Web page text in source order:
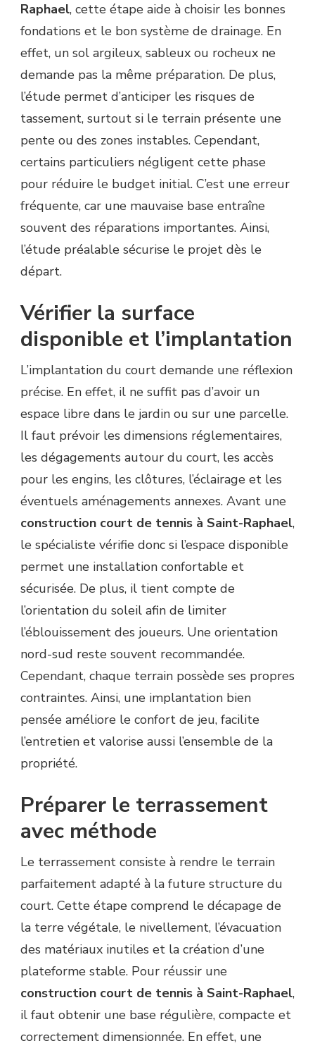
Raphael, cette étape aide à choisir les bonnes
fondations et le bon système de drainage. En
effet, un sol argileux, sableux ou rocheux ne
demande pas la même préparation. De plus,
l’étude permet d’anticiper les risques de
tassement, surtout si le terrain présente une
pente ou des zones instables. Cependant,
certains particuliers négligent cette phase
pour réduire le budget initial. C’est une erreur
fréquente, car une mauvaise base entraîne
souvent des réparations importantes. Ainsi,
l’étude préalable sécurise le projet dès le
départ.
Vérifier la surface
disponible et l’implantation
L’implantation du court demande une réflexion
précise. En effet, il ne suffit pas d’avoir un
espace libre dans le jardin ou sur une parcelle.
Il faut prévoir les dimensions réglementaires,
les dégagements autour du court, les accès
pour les engins, les clôtures, l’éclairage et les
éventuels aménagements annexes. Avant une
construction court de tennis à Saint-Raphael,
le spécialiste vérifie donc si l’espace disponible
permet une installation confortable et
sécurisée. De plus, il tient compte de
l’orientation du soleil afin de limiter
l’éblouissement des joueurs. Une orientation
nord-sud reste souvent recommandée.
Cependant, chaque terrain possède ses propres
contraintes. Ainsi, une implantation bien
pensée améliore le confort de jeu, facilite
l’entretien et valorise aussi l’ensemble de la
propriété.
Préparer le terrassement
avec méthode
Le terrassement consiste à rendre le terrain
parfaitement adapté à la future structure du
court. Cette étape comprend le décapage de
la terre végétale, le nivellement, l’évacuation
des matériaux inutiles et la création d’une
plateforme stable. Pour réussir une
construction court de tennis à Saint-Raphael,
il faut obtenir une base régulière, compacte et
correctement dimensionnée. En effet, une